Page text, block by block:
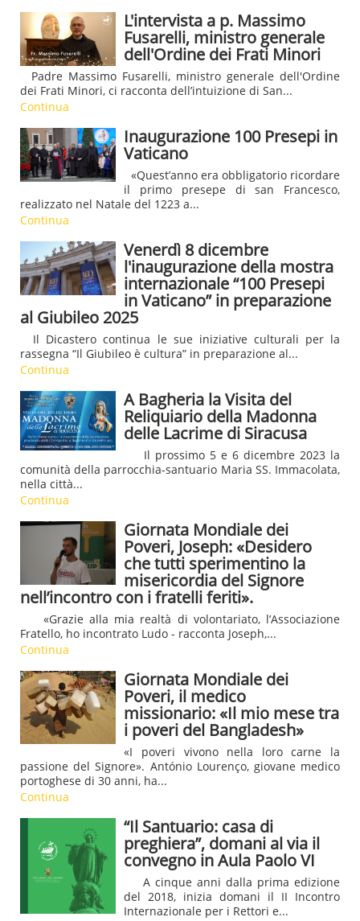
L'intervista a p. Massimo
Fusarelli, ministro generale
dell'Ordine dei Frati Minori
Padre Massimo Fusarelli, ministro generale dell'Ordine
dei Frati Minori, ci racconta dell’intuizione di San...
Continua
Inaugurazione 100 Presepi in
Vaticano
«Quest’anno era obbligatorio ricordare
il primo presepe di san Francesco,
realizzato nel Natale del 1223 a...
Continua
Venerdì 8 dicembre
l'inaugurazione della mostra
internazionale “100 Presepi
in Vaticano” in preparazione
al Giubileo 2025
Il Dicastero continua le sue iniziative culturali per la
rassegna “Il Giubileo è cultura” in preparazione al...
Continua
A Bagheria la Visita del
Reliquiario della Madonna
delle Lacrime di Siracusa
Il prossimo 5 e 6 dicembre 2023 la
comunità della parrocchia-santuario Maria SS. Immacolata,
nella città...
Continua
Giornata Mondiale dei
Poveri, Joseph: «Desidero
che tutti sperimentino la
misericordia del Signore
nell’incontro con i fratelli feriti».
«Grazie alla mia realtà di volontariato, l’Associazione
Fratello, ho incontrato Ludo - racconta Joseph,...
Continua
Giornata Mondiale dei
Poveri, il medico
missionario: «Il mio mese tra
i poveri del Bangladesh»
«I poveri vivono nella loro carne la
passione del Signore». António Lourenço, giovane medico
portoghese di 30 anni, ha...
Continua
“Il Santuario: casa di
preghiera”, domani al via il
convegno in Aula Paolo VI
A cinque anni dalla prima edizione
del 2018, inizia domani il II Incontro
Internazionale per i Rettori e...